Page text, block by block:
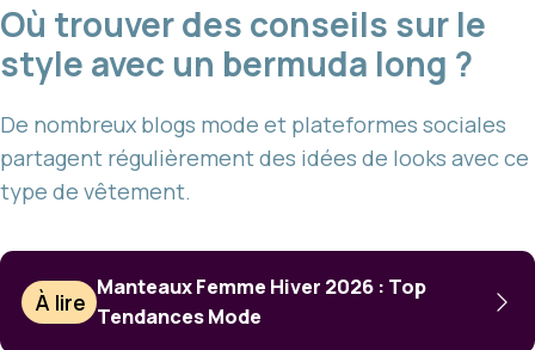
Où trouver des conseils sur le
style avec un bermuda long ?
De nombreux blogs mode et plateformes sociales
partagent régulièrement des idées de looks avec ce
type de vêtement.
À lire
Manteaux Femme Hiver 2026 : Top
Tendances Mode